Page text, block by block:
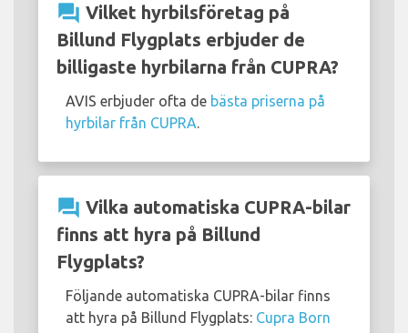
question_answer Vilket hyrbilsföretag på
Billund Flygplats erbjuder de
billigaste hyrbilarna från CUPRA?
AVIS erbjuder ofta de bästa priserna på
hyrbilar från CUPRA
question_answer Vilka automatiska CUPRA-bilar
finns att hyra på Billund
Flygplats?
Följande automatiska CUPRA-bilar finns
att hyra på Billund Flygplats: Cupra Born